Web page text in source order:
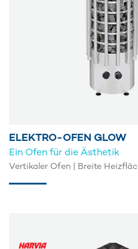
ELEKTRO-OFEN GLOW
Ein Ofen für die Ästhetik
Vertikaler Ofen | Breite